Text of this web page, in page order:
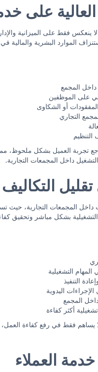
على
ينعكس فقط على الميزانية
الموارد البشرية
داخل المجمع
على الموظفين
أو الشكاوى
التجاري
التنظيم
تجربة العميل بشكل ملحوظ،
داخل المجمعات التجارية.
التكاليف
المجمعات التجارية، حيث
بشكل مباشر وتحقيق
التشغيلية
التنفيذ
اليدوية
المجمع
أكثر كفاءة
لا يساهم فقط في رفع كفاءة
العملاء